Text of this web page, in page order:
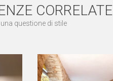
CORRELATE
una questione di stile